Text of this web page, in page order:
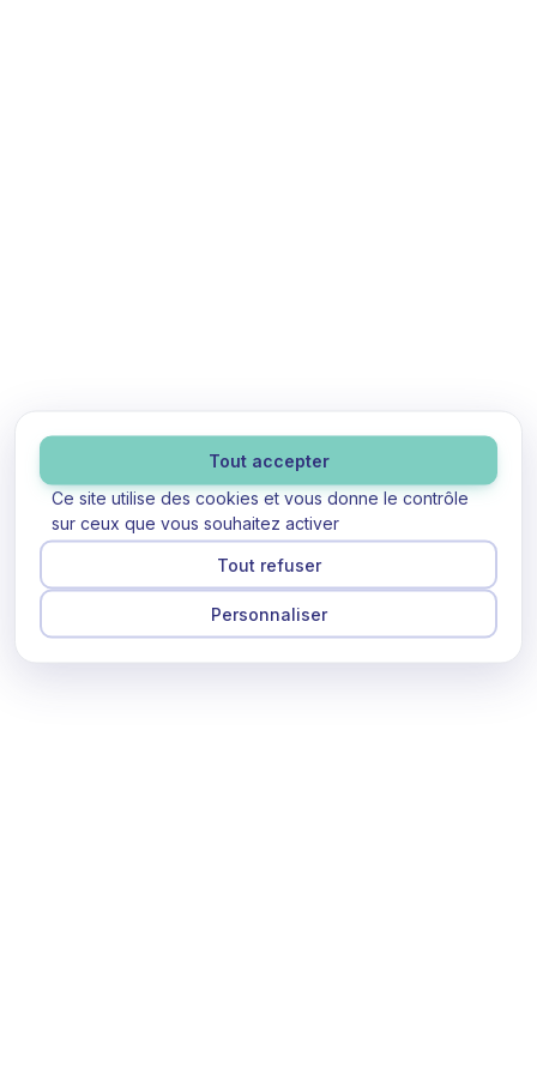
Ce site utilise des cookies et vous donne le contrôle
sur ceux que vous souhaitez activer
Tout accepter
Tout refuser
Personnaliser